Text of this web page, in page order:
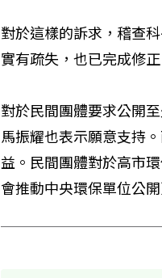
對於這樣的訴求，稽查
實有疏失，也已完成修
對於民間團體要求公開
馬振耀也表示願意支持
益。民間團體對於高市
會推動中央環保單位公